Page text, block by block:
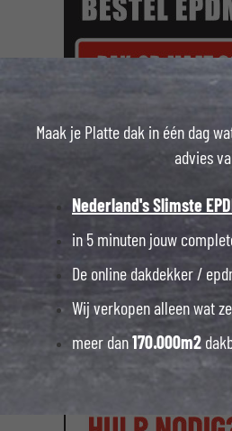
Maak je Platte dak in één dag
advies
Nederland's Slimste
in 5 minuten jouw
De online dakdekker /
Wij verkopen alleen wat
meer dan 170.000m2